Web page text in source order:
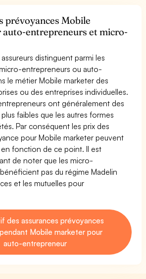
prévoyances Mobile
entrepreneurs et micro-
distinguent parmi les
entrepreneurs ou auto-
le métier Mobile marketer des
ou des entreprises individuelles.
ont généralement des
faibles que les autres formes
Par conséquent les prix des
pour Mobile marketer peuvent
fonction de ce point. Il est
de noter que les micro-
pas du régime Madelin
et les mutuelles pour
des assurances prévoyances
Mobile marketer pour
auto-entrepreneur